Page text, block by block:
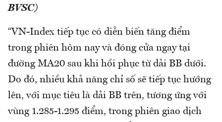
BVSC)
“VN-Index tiếp tục có diễn biến tăng điểm
trong phiên hôm nay và đóng cửa ngay tại
đường MA20 sau khi hồi phục từ dải BB dưới.
Do đó, nhiều khả năng chỉ số sẽ tiếp tục hướng
lên, với mục tiêu là dải BB trên, tương ứng với
vùng 1.285-1.295 điểm, trong phiên giao dịch